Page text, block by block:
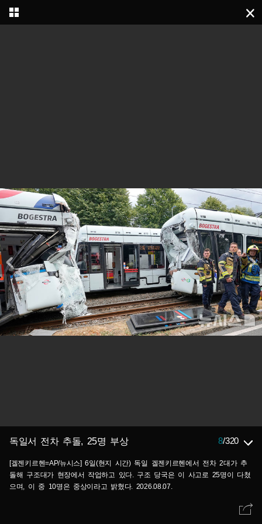
독일서 전차 추돌, 25명 부상 8/320
[겔젠키르헨=AP/뉴시스] 6일(현지 시간) 독일 겔젠키르헨에서 전차 2대가 추
돌해 구조대가 현장에서 작업하고 있다. 구조 당국은 이 사고로 25명이 다쳤
으며, 이 중 10명은 중상이라고 밝혔다. 2026.08.07.